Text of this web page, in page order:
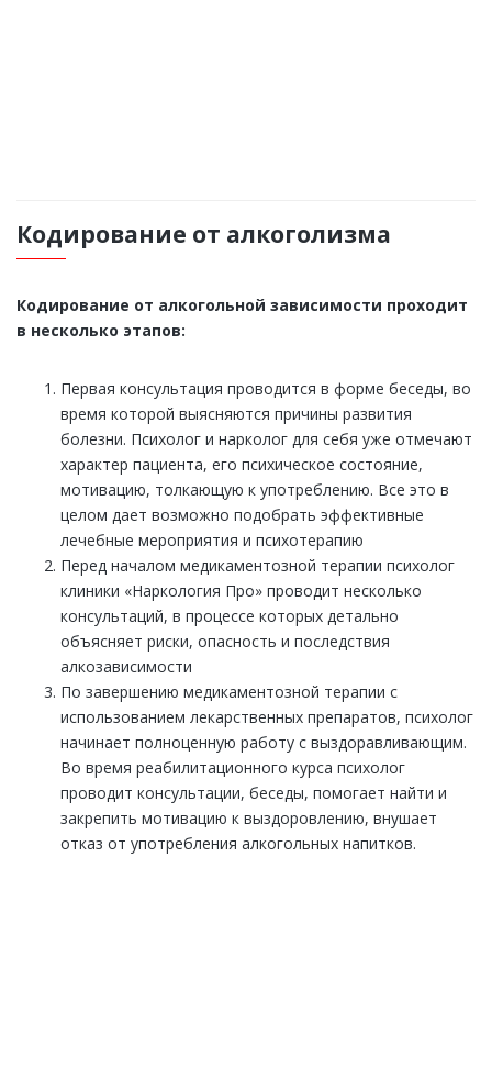
Кодирование от алкоголизма
Кодирование от алкогольной зависимости проходит
в несколько этапов:
Первая консультация проводится в форме беседы, во
время которой выясняются причины развития
болезни. Психолог и нарколог для себя уже отмечают
характер пациента, его психическое состояние,
мотивацию, толкающую к употреблению. Все это в
целом дает возможно подобрать эффективные
лечебные мероприятия и психотерапию
Перед началом медикаментозной терапии психолог
клиники «Наркология Про» проводит несколько
консультаций, в процессе которых детально
объясняет риски, опасность и последствия
алкозависимости
По завершению медикаментозной терапии с
использованием лекарственных препаратов, психолог
начинает полноценную работу с выздоравливающим.
Во время реабилитационного курса психолог
проводит консультации, беседы, помогает найти и
закрепить мотивацию к выздоровлению, внушает
отказ от употребления алкогольных напитков.